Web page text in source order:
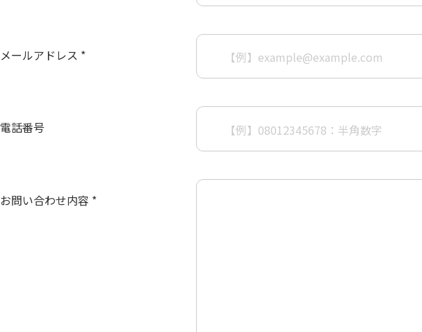
メールアドレス *
電話番号
お問い合わせ内容 *